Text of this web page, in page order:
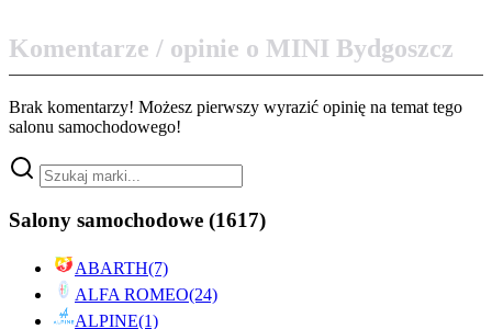
Komentarze / opinie o MINI Bydgoszcz
Brak komentarzy! Możesz pierwszy wyrazić opinię na temat tego
salonu samochodowego!
Salony samochodowe (1617)
ABARTH(7)
ALFA ROMEO(24)
ALPINE(1)